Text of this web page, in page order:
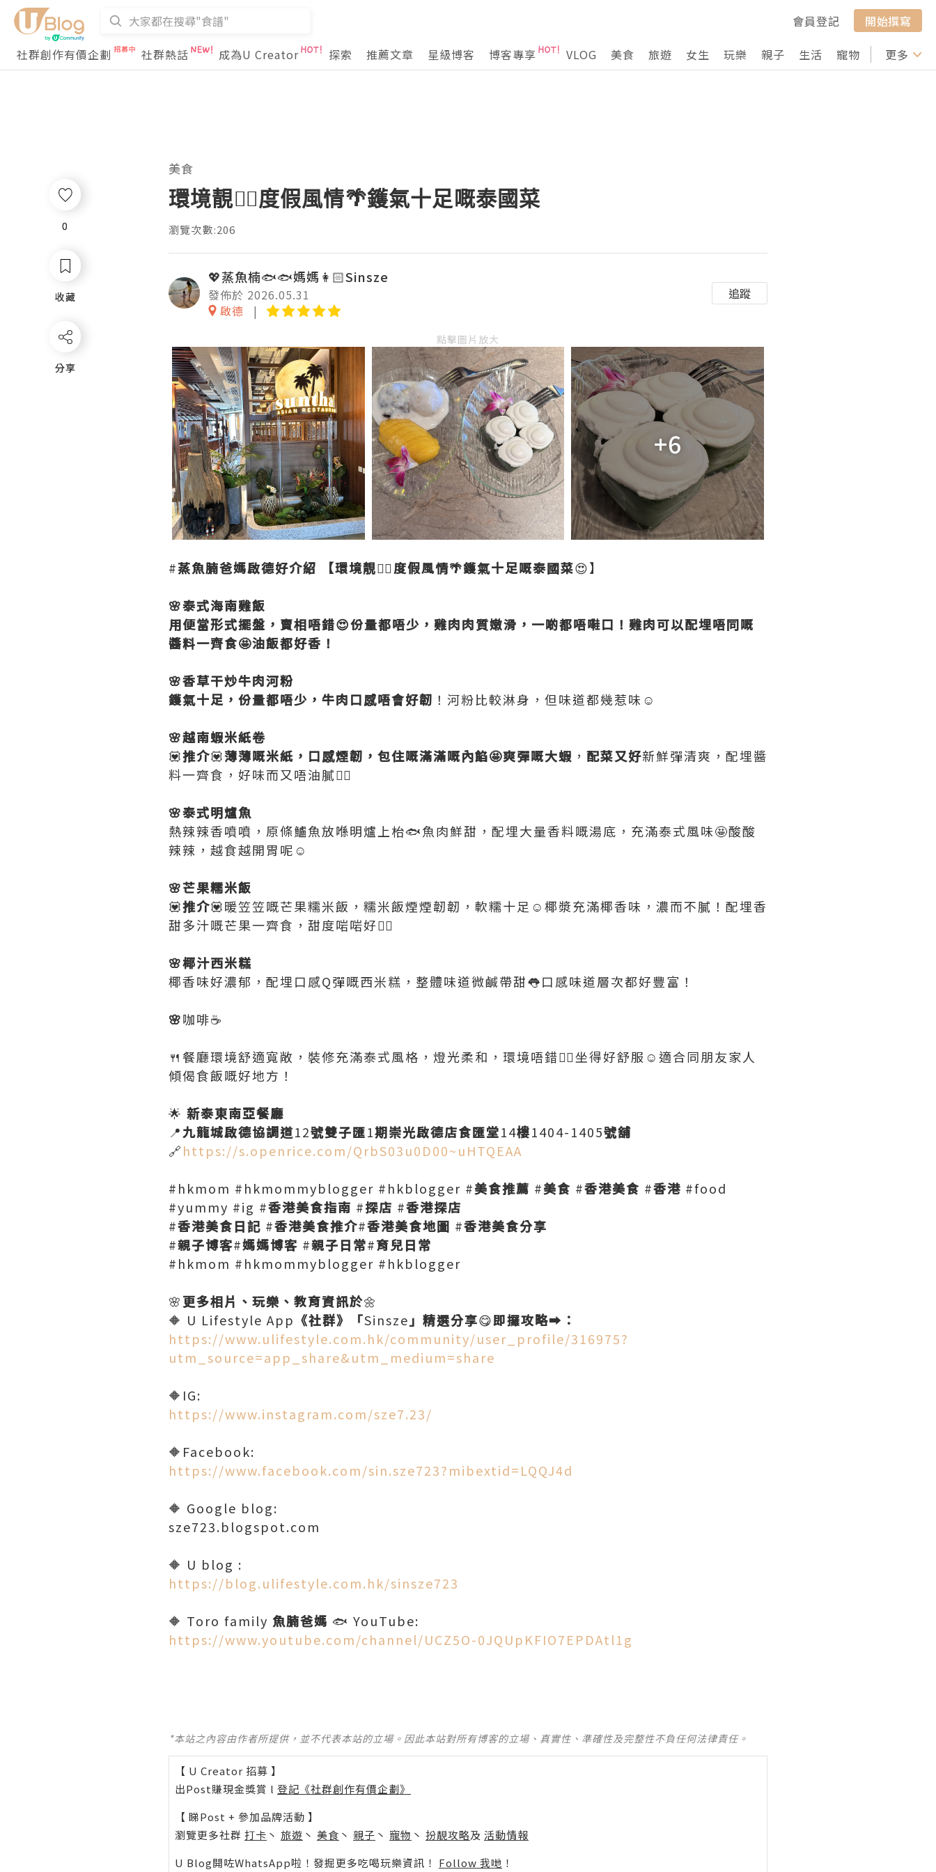
會員登記
開始撰寫
社群創作有價企劃
社群熱話 成為U Creator 探索 推薦文章 星級博客 博客專享 VLOG 美食 旅遊 女生 玩樂 親子 生活 寵物 行山 打卡
更多
0
收藏
分享
美食
環境靚👍🏻度假風情🌴鑊氣十足嘅泰國菜
瀏覽次數:206
💖蒸魚楠🐟🐟媽媽👩🏻Sinsze
發佈於 2026.05.31
啟德
追蹤
點擊圖片放大
+6
#蒸魚腩爸媽啟德好介紹 【環境靚👍🏻度假風情🌴鑊氣十足嘅泰國菜😍】
🌸泰式海南雞飯
用便當形式擺盤，賣相唔錯😍份量都唔少，雞肉肉質嫩滑，一啲都唔嚡口！雞肉可以配埋唔同嘅
醬料一齊食🤩油飯都好香！
🌸香草干炒牛肉河粉
鑊氣十足，份量都唔少，牛肉口感唔會好韌 ！河粉比較淋身，但味道都幾惹味☺️
🌸越南蝦米紙卷
💟推介💟薄薄嘅米紙，口感煙韌，包住嘅滿滿嘅內餡🤩爽彈嘅大蝦 ， 配菜又好新鮮彈清爽，配埋醬
料一齊食，好味而又唔油膩👍🏻
🌸泰式明爐魚
熱辣辣香噴噴，原條鱸魚放喺明爐上枱🐟魚肉鮮甜，配埋大量香料嘅湯底，充滿泰式風味🤩酸酸
辣辣，越食越開胃呢☺️
🌸芒果糯米飯
💟推介💟暖笠笠嘅芒果糯米飯，糯米飯煙煙韌韌，軟糯十足☺️椰漿充滿椰香味，濃而不膩！配埋香
甜多汁嘅芒果一齊食，甜度啱啱好👍🏻
🌸椰汁西米糕
椰香味好濃郁，配埋口感Q彈嘅西米糕，整體味道微鹹帶甜👅口感味道層次都好豐富！
🌸咖啡☕️
🍴餐廳環境舒適寬敞，裝修充滿泰式風格，燈光柔和，環境唔錯👍🏻坐得好舒服☺️適合同朋友家人
傾偈食飯嘅好地方！
🌟 新泰東南亞餐廳
📍九龍城啟德協調道12號雙子匯1期崇光啟德店食匯堂14樓1404-1405號舖
🔗https://s.openrice.com/QrbS03u0D00~uHTQEAA
#hkmom #hkmommyblogger #hkblogger #美食推薦 #美食 #香港美食 #香港 #food
#yummy #ig #香港美食指南 #探店 #香港探店
#香港美食日記 #香港美食推介#香港美食地圖 #香港美食分享
#親子博客#媽媽博客 #親子日常#育兒日常
#hkmom #hkmommyblogger #hkblogger
🌸更多相片、玩樂、教育資訊於🌼
🔶 U Lifestyle App 《社群》「Sinsze 」精選分享😋即攞攻略➡️ ：
https://www.ulifestyle.com.hk/community/user_profile/316975?
utm_source=app_share&utm_medium=share
🔶IG:
https://www.instagram.com/sze7.23/
🔶Facebook:
https://www.facebook.com/sin.sze723?mibextid=LQQJ4d
🔶 Google blog:
sze723.blogspot.com
🔶 U blog :
https://blog.ulifestyle.com.hk/sinsze723
🔶 Toro family 魚腩爸媽 🐟 YouTube:
https://www.youtube.com/channel/UCZ5O-0JQUpKFIO7EPDAtl1g
*本站之內容由作者所提供，並不代表本站的立場。因此本站對所有博客的立場、真實性、準確性及完整性不負任何法律責任。
【 U Creator 招募 】
出Post賺現金獎賞 l 登記《社群創作有價企劃》
【 睇Post + 參加品牌活動 】
瀏覽更多社群 打卡 丶 旅遊 丶 美食 丶 親子 丶 寵物 丶 扮靚攻略及 活動情報
U Blog開咗WhatsApp啦！發掘更多吃喝玩樂資訊！ Follow 我哋 ！
0
收藏
分享